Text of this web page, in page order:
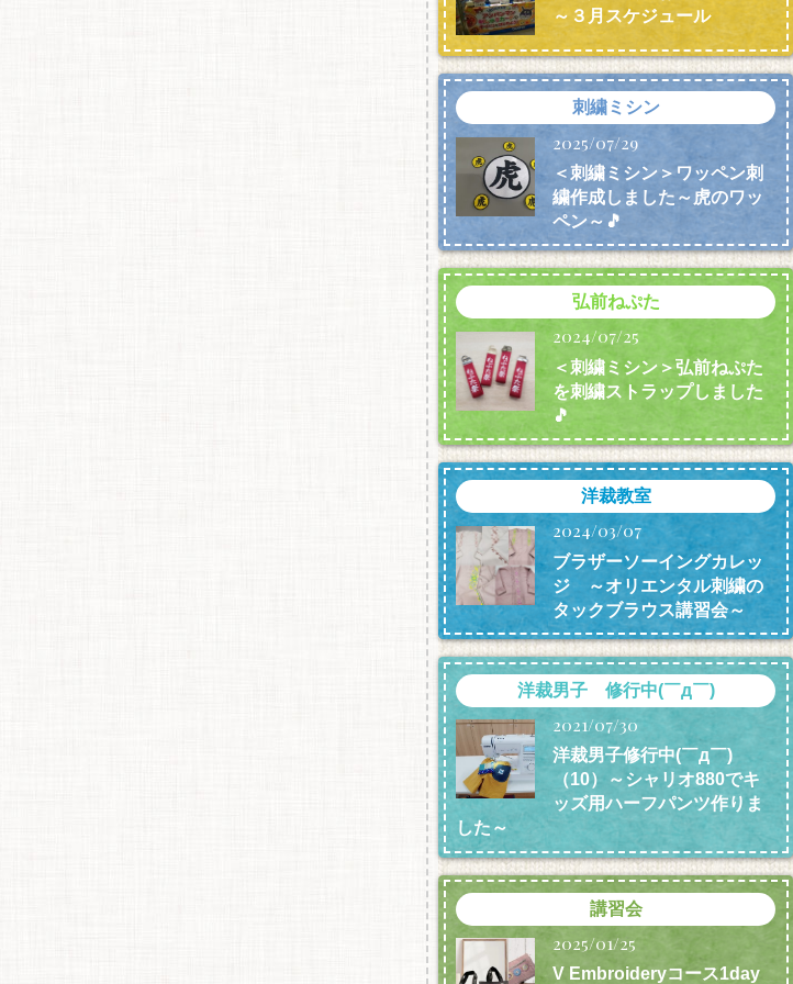
～３月スケジュール
刺繍ミシン
2025/07/29
＜刺繍ミシン＞ワッペン刺
繍作成しました～虎のワッ
ペン～🎵
弘前ねぷた
2024/07/25
＜刺繍ミシン＞弘前ねぷた
を刺繍ストラップしました
🎵
洋裁教室
2024/03/07
ブラザーソーイングカレッ
ジ ～オリエンタル刺繍の
タックブラウス講習会～
洋裁男子 修行中(￣д￣)
2021/07/30
洋裁男子修行中(￣д￣)
（10）～シャリオ880でキ
ッズ用ハーフパンツ作りま
した～
講習会
2025/01/25
V Embroideryコース1day